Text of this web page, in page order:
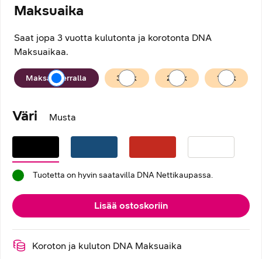
Maksuaika
Saat jopa 3 vuotta kulutonta ja korotonta DNA
Maksuaikaa.
Maksuaika
Maksan kerralla 36 kk 24 kk 12 kk
Väri Musta
Tuotetta on hyvin saatavilla DNA Nettikaupassa.
Lisää ostoskoriin
Koroton ja kuluton DNA Maksuaika